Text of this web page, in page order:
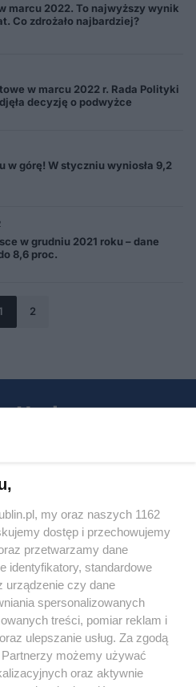
marcu 2022. To najwyższy wynik
Co zdrożało najbardziej?
w marcu 2022 r. Rada Polityki
decyzję o podwyżce
w górę! W styczniu wyniosła 9,2
w grudniu 2021 roku – dane
8,6 proc.
2
z treści
my oraz naszych 1162
dostęp i przechowujemy
przetwarzamy dane
identyfikatory, standardowe
urządzenie czy dane
spersonalizowanych
treści, pomiar reklam i
ulepszanie usług. Za zgodą
możemy używać
oraz aktywnie